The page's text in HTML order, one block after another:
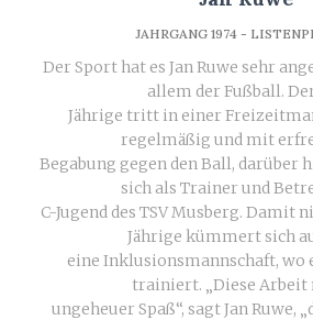
JAHRGANG 1974 -
Der Sport hat es Jan Ruwe sehr
allem der Fußball.
Jährige tritt in einer
regelmäßig und mit
Begabung gegen den Ball, darüber
sich als Trainer und
C-Jugend des TSV Musberg. Damit
Jährige kümmert sich
eine Inklusionsmannschaft, wo
trainiert. „Diese Arbeit
ungeheuer Spaß“, sagt Jan Ruwe,